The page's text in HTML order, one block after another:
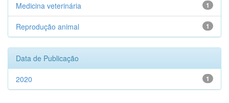
1
Medicina veterinária
1
Reprodução animal
Data de Publicação
1
2020